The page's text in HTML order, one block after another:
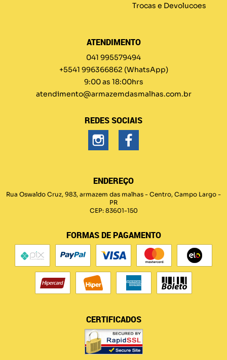
Trocas e Devolucoes
ATENDIMENTO
041 995579494
+5541 996366862 (WhatsApp)
9:00 as 18:00hrs
atendimento@armazemdasmalhas.com.br
REDES SOCIAIS
ENDEREÇO
Rua Oswaldo Cruz, 983, armazem das malhas - Centro, Campo Largo -
PR
CEP: 83601-150
FORMAS DE PAGAMENTO
CERTIFICADOS